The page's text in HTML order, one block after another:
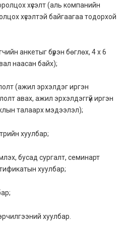
хүсэлт (аль компанийн
хүсэлтэй байгаагаа тодорхой
анкетыг бүрэн бөглөх, 4 х 6
наасан байх);
(ажил эрхэлдэг иргэн
авах, ажил эрхэлдэггүй иргэн
талаарх мэдээлэл);
хуулбар;
бусад сургалт, семинарт
хуулбар;
хуулбар.